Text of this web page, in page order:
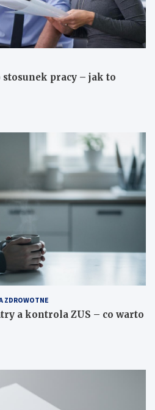
stosunek pracy – jak to
ZDROWOTNE
a kontrola ZUS – co warto